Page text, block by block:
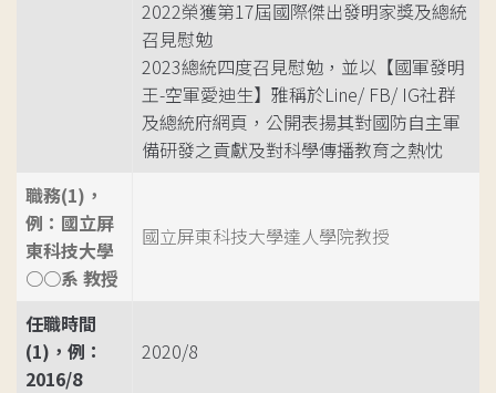
2022榮獲第17屆國際傑出發明家獎及總統
召見慰勉
2023總統四度召見慰勉，並以【國軍發明
王-空軍愛迪生】雅稱於Line/ FB/ IG社群
及總統府網頁，公開表揚其對國防自主軍
備研發之貢獻及對科學傳播教育之熱忱
職務(1)，
例：國立屏
東科技大學
○○系 教授
國立屏東科技大學達人學院教授
任職時間
(1)，例：
2016/8
2020/8